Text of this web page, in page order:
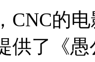
CNC的
供了《